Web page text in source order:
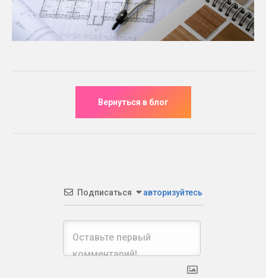
Подписаться авторизуйтесь